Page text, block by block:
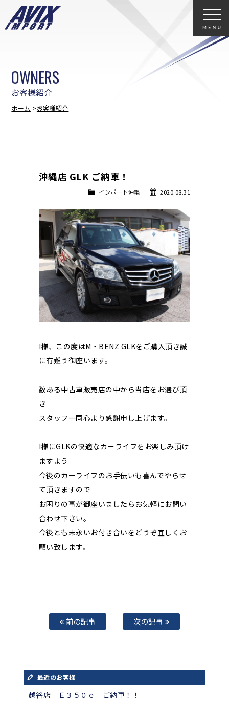
お客様紹介
OWNERS
ホーム お客様紹介
沖縄店 GLK ご納車！
2020.08.31
インポート沖縄
I様、この度はM・BENZ GLKをご購入頂き誠
に有難う御座います。
数ある中古車販売店の中から当店をお選び頂
き
スタッフ一同心より感謝申し上げます。
I様にGLKの快適なカーライフをお楽しみ頂け
ますよう
今後のカーライフのお手伝いも喜んでやらせ
て頂きますので
お困りの事が御座いましたらお気軽にお問い
合わせ下さい。
今後とも末永いお付き合いをどうぞ宜しくお
願い致します。
前の記事 次の記事
最近のお客様
越谷店 Ｅ３５０ｅ ご納車！！